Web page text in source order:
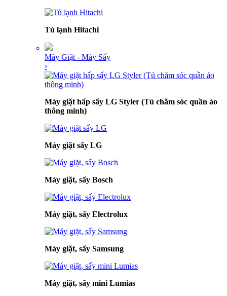
Tủ lạnh Hitachi
Máy Giặt - Máy Sấy
›
Máy giặt hấp sấy LG Styler (Tủ chăm sóc quần áo
thông minh)
Máy giặt sấy LG
Máy giặt, sấy Bosch
Máy giặt, sấy Electrolux
Máy giặt, sấy Samsung
Máy giặt, sấy mini Lumias